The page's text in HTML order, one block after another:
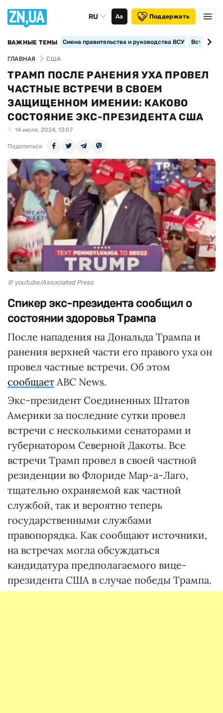
RU Аа Поддержать
ВАЖНЫЕ ТЕМЫ Смена правительства и руководства ВСУ
ГЛАВНАЯ США
ТРАМП ПОСЛЕ РАНЕНИЯ УХА ПРОВЕЛ
ЧАСТНЫЕ ВСТРЕЧИ В СВОЕМ
ЗАЩИЩЕННОМ ИМЕНИИ: КАКОВО
СОСТОЯНИЕ ЭКС-ПРЕЗИДЕНТА США
14 июля, 2024, 13:07
Поделиться
© youtube/Associated Press
Спикер экс-президента сообщил о
состоянии здоровья Трампа
После нападения на Дональда Трампа и
ранения верхней части его правого уха он
провел частные встречи. Об этом
сообщает ABC News.
Экс-президент Соединенных Штатов
Америки за последние сутки провел
встречи с несколькими сенаторами и
губернатором Северной Дакоты. Все
встречи Трамп провел в своей частной
резиденции во Флориде Мар-а-Лаго,
тщательно охраняемой как частной
службой, так и вероятно теперь
государственными службами
правопорядка. Как сообщают источники,
на встречах могла обсуждаться
кандидатура предполагаемого вице-
президента США в случае победы Трампа.